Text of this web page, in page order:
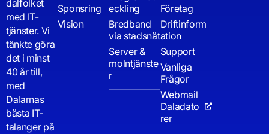
dalfolket
med IT-
tjänster. Vi
tänkte göra
det i minst
40 år till,
med
Dalarnas
bästa IT-
talanger på
Sponsring
Vision
eckling
Bredband
via stadsnät
Server &
molntjänste
r
Företag
Driftinform
ation
Support
Vanliga
Frågor
Webmail
Daladato
rer